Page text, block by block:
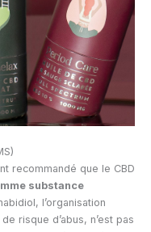
recommandé que le CBD
substance
l’organisation
risque d’abus, n’est pas